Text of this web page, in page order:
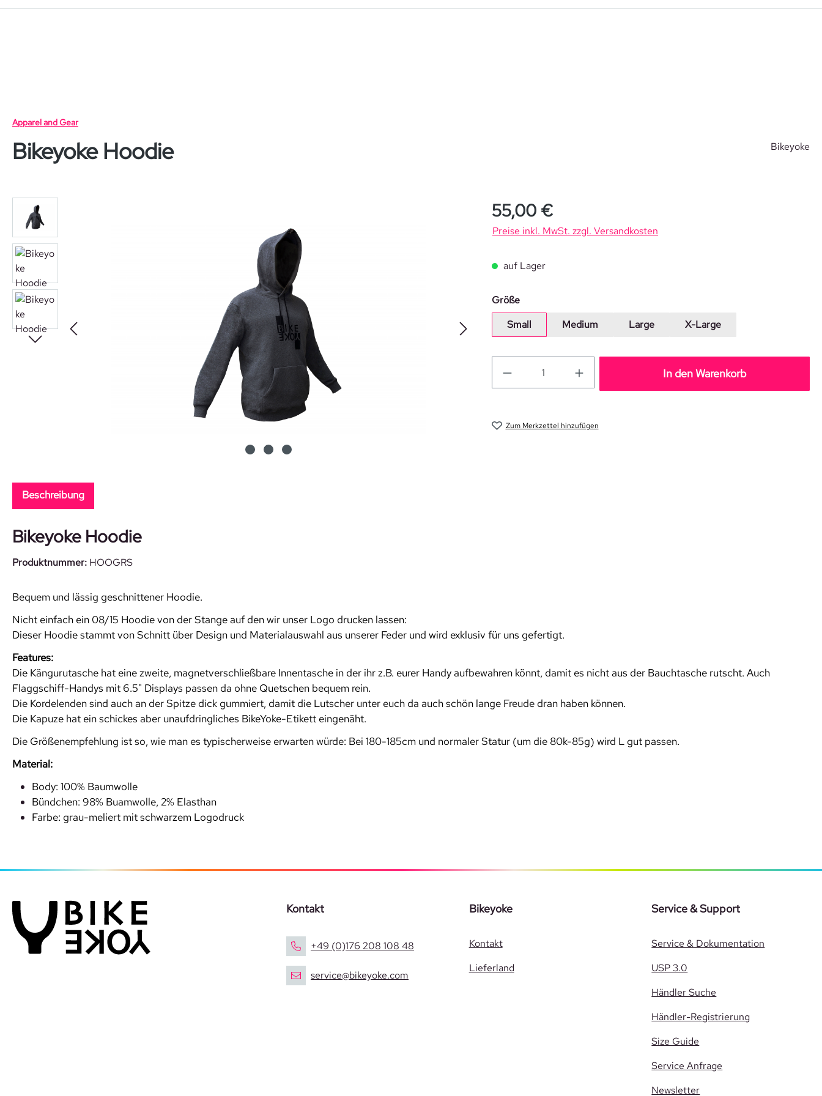
Hauptinhalt springen
Zur Suche springen
Zur Hauptnavigation springen
Apparel and Gear
Bikeyoke Hoodie Bikeyoke
Bildergalerie überspringen Regulärer Preis:
55,00 €
Preise inkl. MwSt. zzgl. Versandkosten
auf Lager
Größeauswählen
Small
Medium Large X-Large
In den Warenkorb
Zum Merkzettel hinzufügen
Beschreibung
Bikeyoke Hoodie
Produktnummer: HOOGRS
Bequem und lässig geschnittener Hoodie.
Nicht einfach ein 08/15 Hoodie von der Stange auf den wir unser Logo drucken lassen:
Dieser Hoodie stammt von Schnitt über Design und Materialauswahl aus unserer Feder und wird exklusiv für uns gefertigt.
Features:
Die Kängurutasche hat eine zweite, magnetverschließbare Innentasche in der ihr z.B. eurer Handy aufbewahren könnt, damit es nicht aus der Bauchtasche rutscht. Auch
Flaggschiff-Handys mit 6.5" Displays passen da ohne Quetschen bequem rein.
Die Kordelenden sind auch an der Spitze dick gummiert, damit die Lutscher unter euch da auch schön lange Freude dran haben können.
Die Kapuze hat ein schickes aber unaufdringliches BikeYoke-Etikett eingenäht.
Die Größenempfehlung ist so, wie man es typischerweise erwarten würde: Bei 180-185cm und normaler Statur (um die 80k-85g) wird L gut passen.
Material:
Body: 100% Baumwolle
Bündchen: 98% Buamwolle, 2% Elasthan
Farbe: grau-meliert mit schwarzem Logodruck
Kontakt
+49 (0)176 208 108 48
service@bikeyoke.com
Bikeyoke
Kontakt
Lieferland
Service & Support
Service & Dokumentation
USP 3.0
Händler Suche
Händler-Registrierung
Size Guide
Service Anfrage
Newsletter